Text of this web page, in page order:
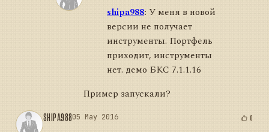
shipa988: У меня в новой
версии не получает
инструменты. Портфель
приходит, инструменты
нет. демо БКС 7.1.1.16
Пример запускали?
SHIPA98805 May 2016 0